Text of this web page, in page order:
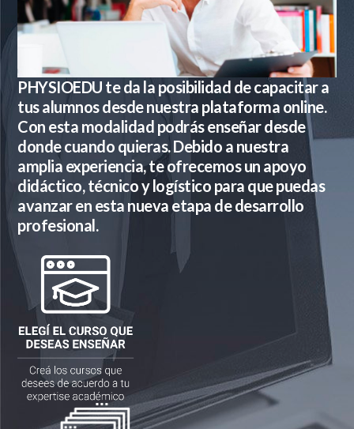
PHYSIOEDU te da la posibilidad de capacitar a
tus alumnos desde nuestra plataforma online.
Con esta modalidad podrás enseñar desde
donde cuando quieras. Debido a nuestra
amplia experiencia, te ofrecemos un apoyo
didáctico, técnico y logístico para que puedas
avanzar en esta nueva etapa de desarrollo
profesional.